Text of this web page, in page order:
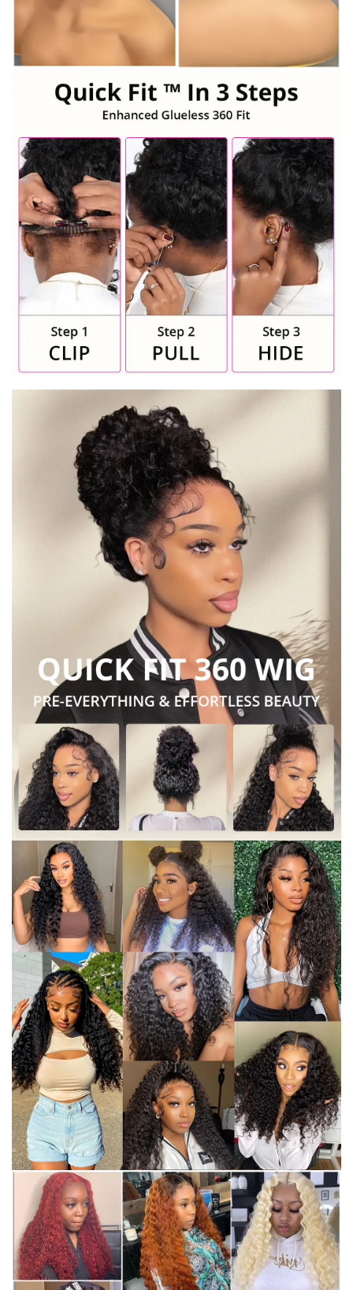
PT EN END CONVERSATION ✕
Miguel Costa
Online now